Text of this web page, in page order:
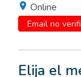
Online
Email no
Elija el